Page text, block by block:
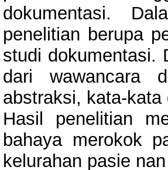
dokumentasi.
penelitian berupa
studi dokumentasi.
dari wawancara
abstraksi, kata-kata
Hasil penelitian
bahaya merokok
kelurahan pasie